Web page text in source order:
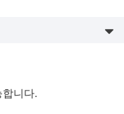
니다.